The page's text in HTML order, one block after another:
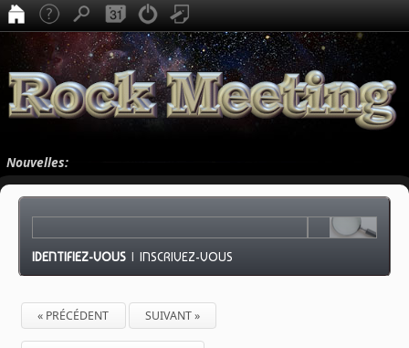
Nouvelles:
IDENTIFIEZ-VOUS |INSCRIVEZ-VOUS
« PRÉCÉDENT SUIVANT »